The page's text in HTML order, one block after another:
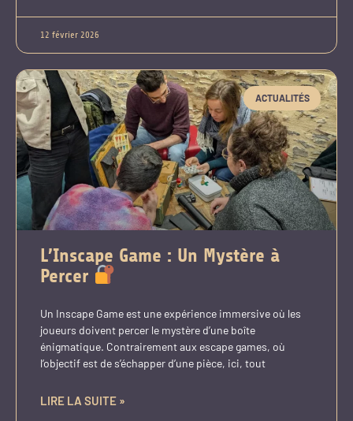
12 février 2026
ACTUALITÉS
L’Inscape Game : Un Mystère à
Percer
Un Inscape Game est une expérience immersive où les
joueurs doivent percer le mystère d’une boîte
énigmatique. Contrairement aux escape games, où
l’objectif est de s’échapper d’une pièce, ici, tout
LIRE LA SUITE »